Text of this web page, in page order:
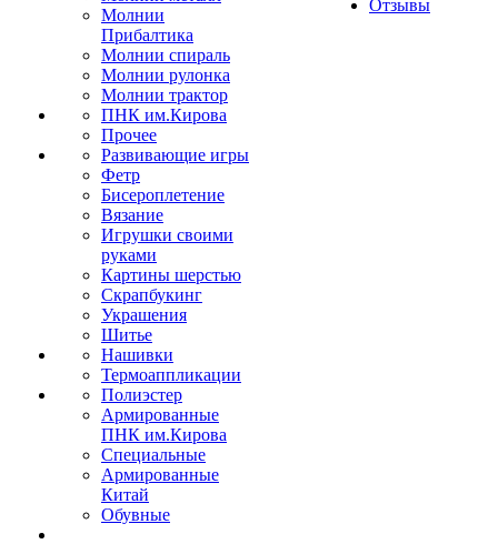
Молнии
Прибалтика
Молнии спираль
Молнии рулонка
Молнии трактор
ПНК им.Кирова
Прочее
Развивающие игры
Фетр
Бисероплетение
Вязание
Игрушки своими
руками
Картины шерстью
Скрапбукинг
Украшения
Шитье
Нашивки
Термоаппликации
Полиэстер
Армированные
ПНК им.Кирова
Специальные
Армированные
Китай
Обувные
Отзывы